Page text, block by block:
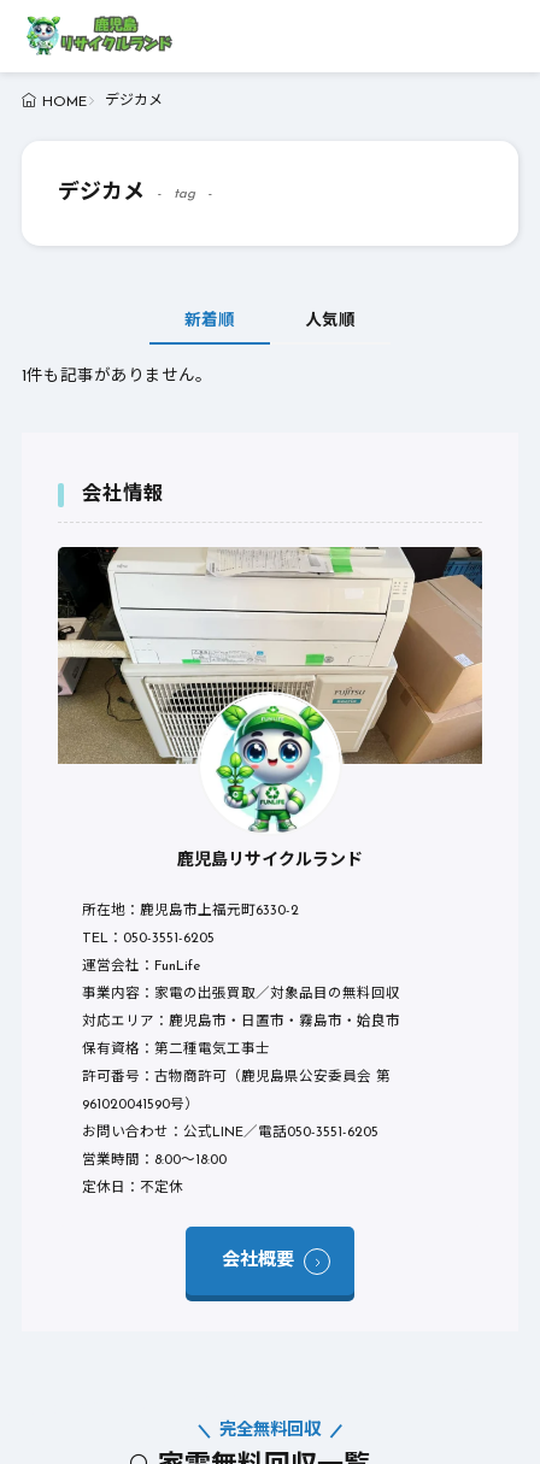
HOME デジカメ
デジカメ tag
新着順 人気順
1件も記事がありません。
会社情報
鹿児島リサイクルランド
所在地：鹿児島市上福元町6330-2
TEL：050-3551-6205
運営会社：FunLife
事業内容：家電の出張買取／対象品目の無料回収
対応エリア：鹿児島市・日置市・霧島市・姶良市
保有資格：第二種電気工事士
許可番号：古物商許可（鹿児島県公安委員会 第
961020041590号）
お問い合わせ：公式LINE／電話050-3551-6205
営業時間：8:00〜18:00
定休日：不定休
会社概要
完全無料回収